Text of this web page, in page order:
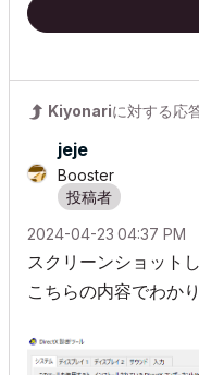
Kiyonariに対する応
jeje
Booster
‎2024-04-23 04:37 PM
スクリーンショット
こちらの内容でわか